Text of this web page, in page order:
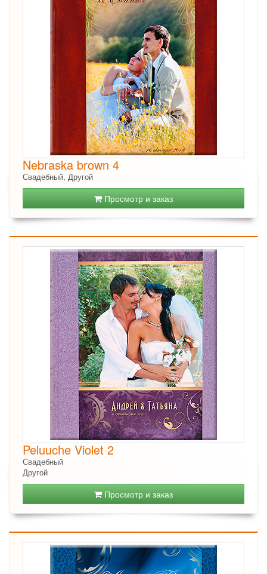
Nebraska brown 4
Свадебный, Другой
Просмотр и заказ
Peluuche Violet 2
Свадебный
Другой
Просмотр и заказ